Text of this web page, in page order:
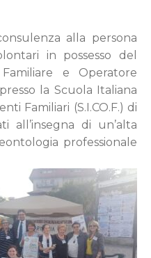
alla persona
in possesso del
e Operatore
la Scuola Italiana
Familiari (S.I.CO.F.) di
all’insegna di un’alta
professionale